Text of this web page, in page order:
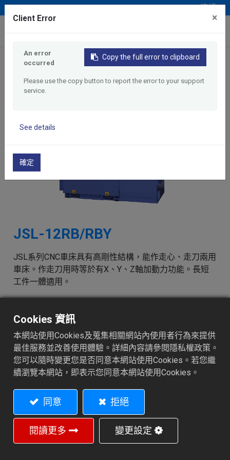
德語
首頁 產品介紹 走心式車床 JSL-12RB/RBY
JSL-12RB/RBY
JSL系列CNC車床具有高剛性結構，能作走心、走刀兩用
車床。作走刀用時等於有X、Y、Z軸加動力功能。長短
工件一體適用。
特性
此機型機體結構緊湊，提供多功能操作特性。本機為汽
機車、電子、儀器及空壓零件等加工之最佳選擇。此系
列機型配置副主軸，可執行正面、背面車削。
Cookies 資訊
本網站使用Cookies及蒐集相關網站內使用者行為來提供
最佳服務並改善使用體驗。詳細內容請參閱隱私權政策。
您可以隨時變更您是否同意本網站使用Cookies。若您繼
續瀏覽本網站，即表示您同意本網站使用Cookies。
同意 拒絕
閱讀更多 變更設定
Client Error ×
Copy the full error to clipboard
An error
occurred
Please use the copy button to report the error to your support
service.
See details
確定